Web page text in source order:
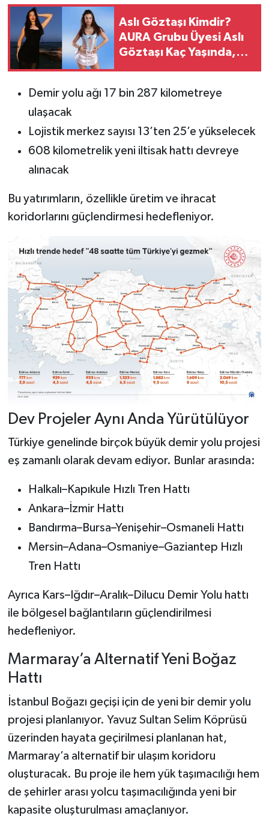
Aslı Göztaşı Kimdir?
AURA Grubu Üyesi Aslı
Göztaşı Kaç Yaşında,
Demir yolu ağı 17 bin 287 kilometreye
ulaşacak
Lojistik merkez sayısı 13’ten 25’e yükselecek
608 kilometrelik yeni iltisak hattı devreye
alınacak
Bu yatırımların, özellikle üretim ve ihracat
koridorlarını güçlendirmesi hedefleniyor.
Dev Projeler Aynı Anda Yürütülüyor
Türkiye genelinde birçok büyük demir yolu projesi
eş zamanlı olarak devam ediyor. Bunlar arasında:
Halkalı–Kapıkule Hızlı Tren Hattı
Ankara–İzmir Hattı
Bandırma–Bursa–Yenişehir–Osmaneli Hattı
Mersin–Adana–Osmaniye–Gaziantep Hızlı
Tren Hattı
Ayrıca Kars–Iğdır–Aralık–Dilucu Demir Yolu hattı
ile bölgesel bağlantıların güçlendirilmesi
hedefleniyor.
Marmaray’a Alternatif Yeni Boğaz
Hattı
İstanbul Boğazı geçişi için de yeni bir demir yolu
projesi planlanıyor. Yavuz Sultan Selim Köprüsü
üzerinden hayata geçirilmesi planlanan hat,
Marmaray’a alternatif bir ulaşım koridoru
oluşturacak. Bu proje ile hem yük taşımacılığı hem
de şehirler arası yolcu taşımacılığında yeni bir
kapasite oluşturulması amaçlanıyor.